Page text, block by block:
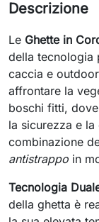
Descrizione
Le Ghette in
della tecnologia
caccia e
affrontare la
boschi fitti,
la sicurezza e
combinazione
antistrappo in
Tecnologia
della ghetta è